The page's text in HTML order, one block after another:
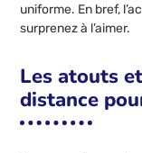
uniforme. En bref,
surprenez à l’aimer.
Les atouts
distance